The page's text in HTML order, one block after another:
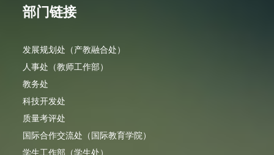
部门链接
发展规划处（产教融合处）
人事处（教师工作部）
教务处
科技开发处
质量考评处
国际合作交流处（国际教育学院）
学生工作部（学生处）